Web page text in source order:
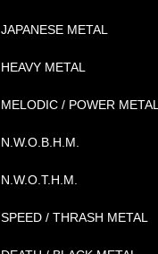
JAPANESE METAL
HEAVY METAL
MELODIC / POWER METAL
N.W.O.B.H.M.
N.W.O.T.H.M.
SPEED / THRASH METAL